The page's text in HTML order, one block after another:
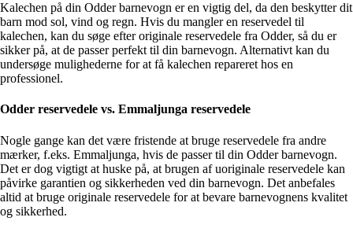
Kalechen på din Odder barnevogn er en vigtig del, da den beskytter dit
barn mod sol, vind og regn. Hvis du mangler en reservedel til
kalechen, kan du søge efter originale reservedele fra Odder, så du er
sikker på, at de passer perfekt til din barnevogn. Alternativt kan du
undersøge mulighederne for at få kalechen repareret hos en
professionel.
Odder reservedele vs. Emmaljunga reservedele
Nogle gange kan det være fristende at bruge reservedele fra andre
mærker, f.eks. Emmaljunga, hvis de passer til din Odder barnevogn.
Det er dog vigtigt at huske på, at brugen af uoriginale reservedele kan
påvirke garantien og sikkerheden ved din barnevogn. Det anbefales
altid at bruge originale reservedele for at bevare barnevognens kvalitet
og sikkerhed.